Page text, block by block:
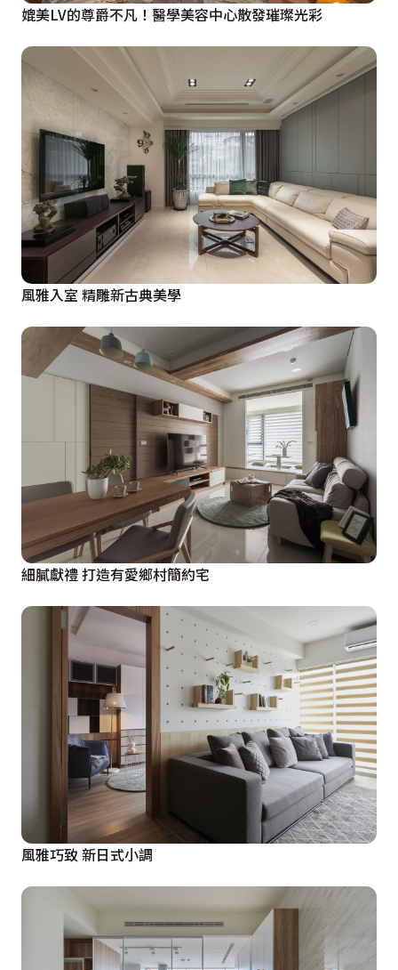
媲美LV的尊爵不凡！醫學美容中心散發璀璨光彩
風雅入室 精雕新古典美學
細膩獻禮 打造有愛鄉村簡約宅
風雅巧致 新日式小調